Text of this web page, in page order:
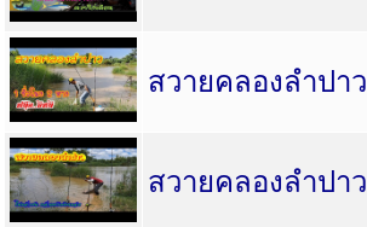
สวายคลองลำปาว
สวายคลองลำปาว